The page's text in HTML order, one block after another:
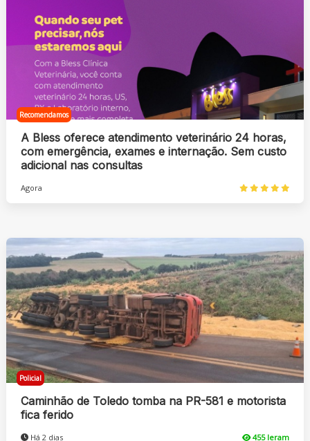
Recomendamos
A Bless oferece atendimento veterinário 24 horas,
com emergência, exames e internação. Sem custo
adicional nas consultas
Agora
Policial
Caminhão de Toledo tomba na PR-581 e motorista
fica ferido
Há 2 dias 455 leram